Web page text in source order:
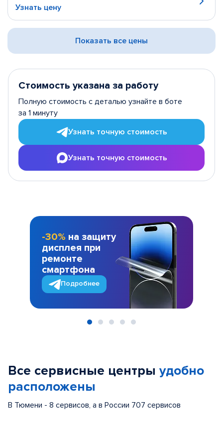
Узнать цену
Показать все цены
Стоимость указана за работу
Полную стоимость с деталью узнайте в боте
за 1 минуту
Узнать точную стоимость
Узнать точную стоимость
-30% на защиту
дисплея при
ремонте
смартфона
Подробнее
Все сервисные центры удобно
расположены
В Тюмени - 8 сервисов, а в России 707 сервисов